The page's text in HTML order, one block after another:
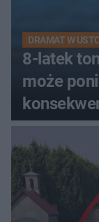
DRAMAT W
8-latek
może